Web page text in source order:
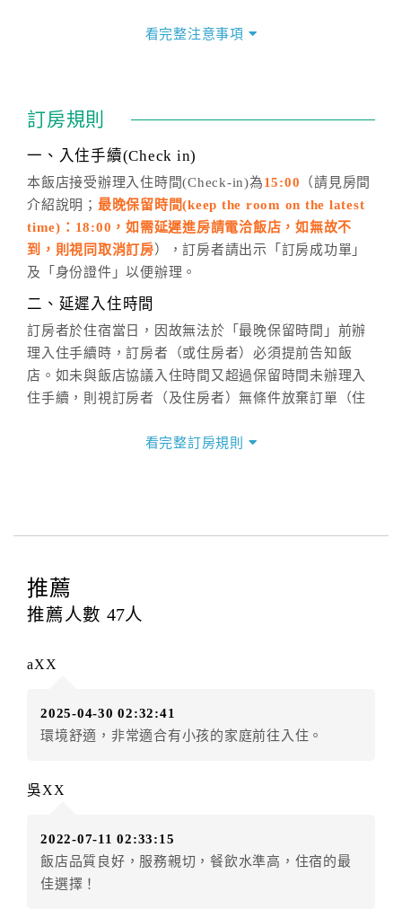
價」之當日價格為標準。
通行「客服聯絡單」提出申辦，四方通行
話方式異動訂單。
※非客服時間之申辦異動，皆為次日計算及辦理。
五、客服時間
週一至週日，上午9:00～晚上6:00
六、聯絡方式
週一至週日： 客服聯絡單 、
看完整注意事項
訂房規則
一、入住手續(Check in)
本飯店接受辦理入住時間(Check-in)為15:00 （請見房間
介紹說明； 最晚保留時間(keep the room on the latest
time)：18:00，如需延遲進房請電洽飯店，如無故不
到，則視同取消訂房），訂房者請出示「訂房成功單」
及「身份證件」以便辦理。
二、延遲入住時間
訂房者於住宿當日，因故無法於「最晚保留時間」前辦
理入住手續時，訂房者（或住房者）必須提前告知飯
店。如未與飯店協議入住時間又超過保留時間未辦理入
住手續，則視訂房者（及住房者）無條件放棄訂單（住
三、退房手續(Check out)
訂房者應於
提出申辦不得異動訂單。
每筆訂單異動限定
訂單異動後，訂單費用總計大於原訂單費用總計時，訂
訂單異動後，訂單費用總計小於原訂單費用總計時，訂
房者不得要求退其差額。（限原訂飯店）
．訂房者因故辦理訂單異動，本飯店可接受
（提出申辦日為保留起算日）
．訂房者使用「保留住宿金額」時，請注意！為避免飯
店客滿，敬請及早計畫，如逾時未提出申辦，視同無條
看完整訂房規則
推薦
推薦人數 47人
aXX
2025-04-30 02:32:41
環境舒適，非常適合有小孩的家庭前往入住。
吳XX
2022-07-11 02:33:15
飯店品質良好，服務親切，餐飲水準高，住宿的最
佳選擇！